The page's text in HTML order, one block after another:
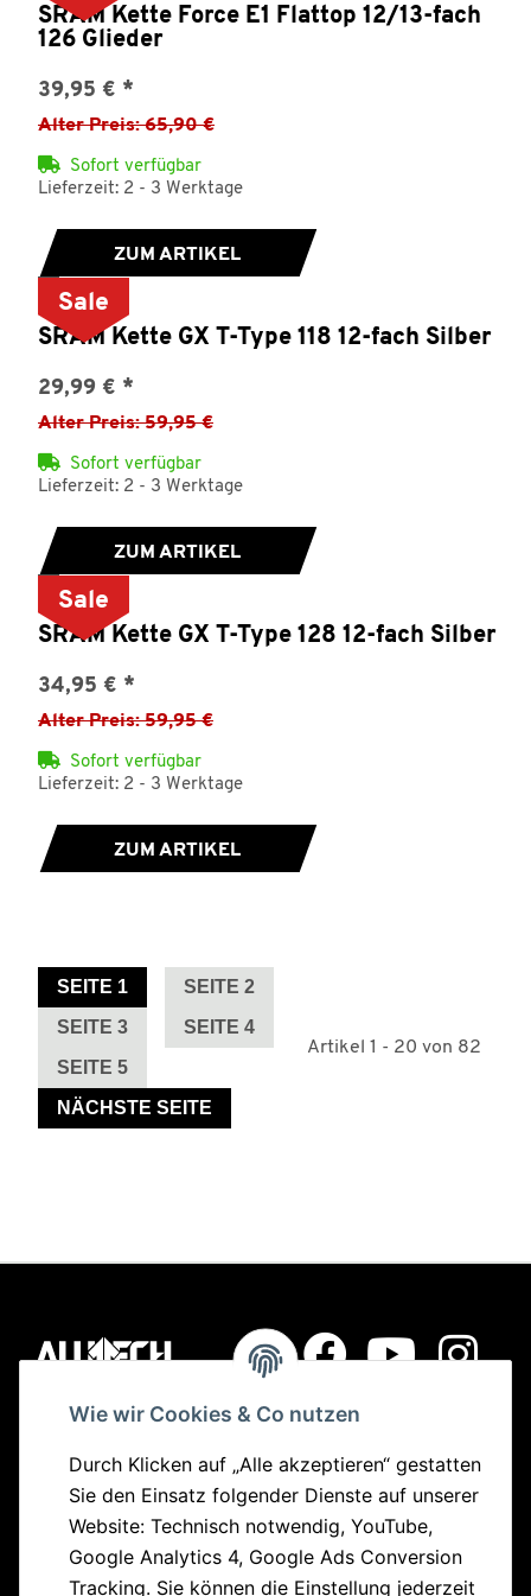
SRAM Kette Force E1 Flattop 12/13-fach
126 Glieder
39,95 € *
Alter Preis: 65,90 €
Sofort verfügbar
Lieferzeit: 2 - 3 Werktage
ZUM ARTIKEL
Sale
SRAM Kette GX T-Type 118 12-fach Silber
29,99 € *
Alter Preis: 59,95 €
Sofort verfügbar
Lieferzeit: 2 - 3 Werktage
ZUM ARTIKEL
Sale
SRAM Kette GX T-Type 128 12-fach Silber
34,95 € *
Alter Preis: 59,95 €
Sofort verfügbar
Lieferzeit: 2 - 3 Werktage
ZUM ARTIKEL
SEITE 1 SEITE 2
SEITE 3 SEITE 4
SEITE 5
NÄCHSTE SEITE
Artikel 1 - 20 von 82
Bikes
Parts
Sonderangebote
Wie wir Cookies & Co nutzen
Durch Klicken auf „Alle akzeptieren“ gestatten
Sie den Einsatz folgender Dienste auf unserer
Website: Technisch notwendig, YouTube,
Google Analytics 4, Google Ads Conversion
Tracking. Sie können die Einstellung jederzeit